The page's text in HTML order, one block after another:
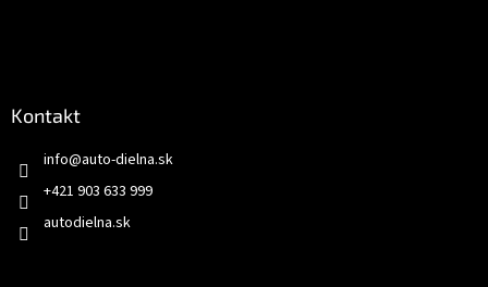
Kontakt
info@auto-dielna.sk
+421 903 633 999
autodielna.sk